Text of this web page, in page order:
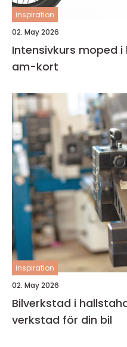
inspiration
02. May 2026
Intensivkurs moped i borås
am-kort
inspiration
02. May 2026
Bilverkstad i
verkstad för din bil